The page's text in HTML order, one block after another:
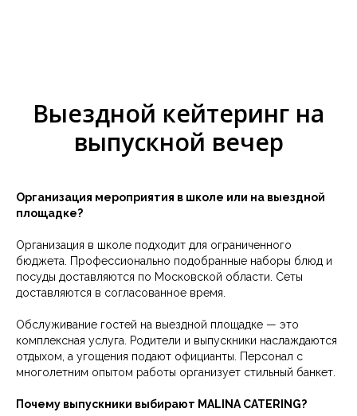
Выездной кейтеринг на
выпускной вечер
Организация мероприятия в школе или на выездной
площадке?
Организация в школе подходит для ограниченного
бюджета. Профессионально подобранные наборы блюд и
посуды доставляются по Московской области. Сеты
доставляются в согласованное время.
Обслуживание гостей на выездной площадке — это
комплексная услуга. Родители и выпускники наслаждаются
отдыхом, а угощения подают официанты. Персонал с
многолетним опытом работы организует стильный банкет.
Почему выпускники выбирают MALINA CATERING?